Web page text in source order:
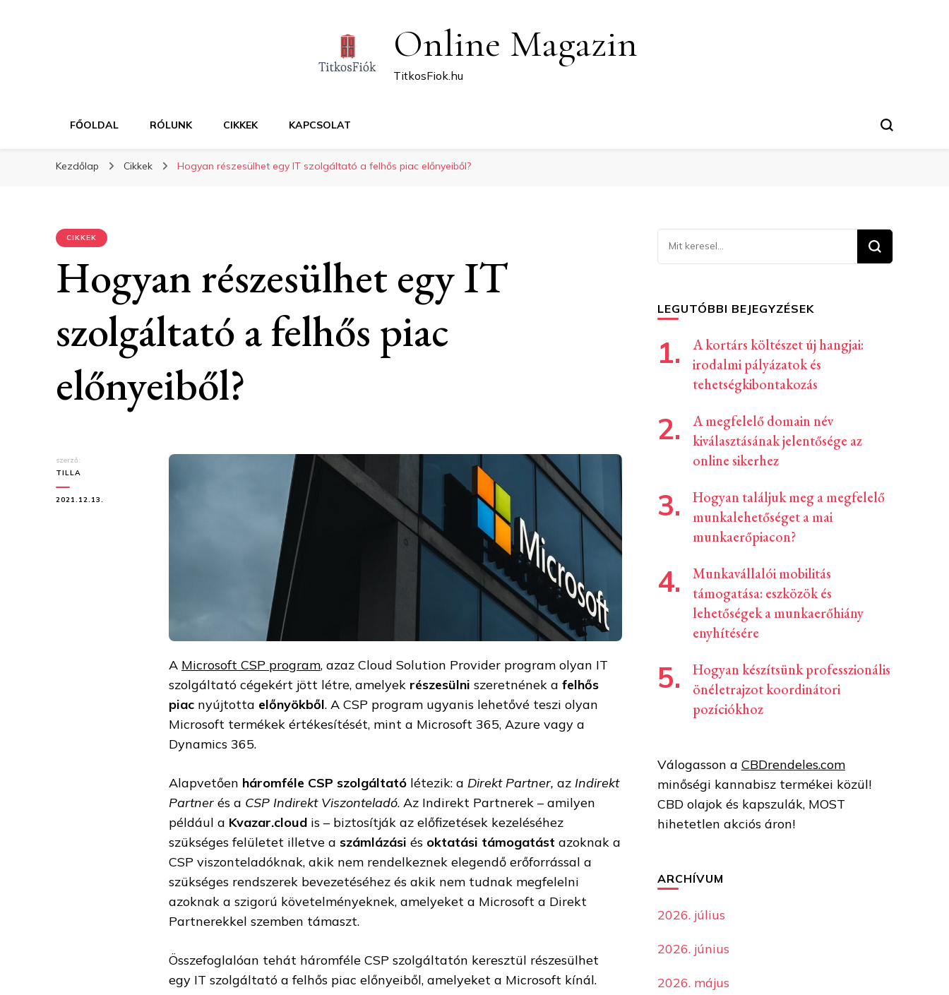
Online Magazin
TitkosFiok.hu
FŐOLDAL RÓLUNK CIKKEK KAPCSOLAT
Kezdőlap Cikkek Hogyan részesülhet egy IT szolgáltató a felhős piac előnyeiből?
CIKKEK
Hogyan részesülhet egy IT
szolgáltató a felhős piac
előnyeiből?
szerző:
TILLA
2021.12.13.
A Microsoft CSP program, azaz Cloud Solution Provider program olyan IT
szolgáltató cégekért jött létre, amelyek részesülni szeretnének a felhős
piac nyújtotta előnyökből. A CSP program ugyanis lehetővé teszi olyan
Microsoft termékek értékesítését, mint a Microsoft 365, Azure vagy a
Dynamics 365.
Alapvetően háromféle CSP szolgáltató létezik: a Direkt Partner, az Indirekt
Partner és a CSP Indirekt Viszonteladó. Az Indirekt Partnerek – amilyen
például a Kvazar.cloud is – biztosítják az előfizetések kezeléséhez
szükséges felületet illetve a számlázási és oktatási támogatást azoknak a
CSP viszonteladóknak, akik nem rendelkeznek elegendő erőforrással a
szükséges rendszerek bevezetéséhez és akik nem tudnak megfelelni
azoknak a szigorú követelményeknek, amelyeket a Microsoft a Direkt
Partnerekkel szemben támaszt.
Összefoglalóan tehát háromféle CSP szolgáltatón keresztül részesülhet
egy IT szolgáltató a felhős piac előnyeiből, amelyeket a Microsoft kínál.
Keresel
valamit?
LEGUTÓBBI BEJEGYZÉSEK
A kortárs költészet új hangjai:
irodalmi pályázatok és
tehetségkibontakozás
A megfelelő domain név
kiválasztásának jelentősége az
online sikerhez
Hogyan találjuk meg a megfelelő
munkalehetőséget a mai
munkaerőpiacon?
Munkavállalói mobilitás
támogatása: eszközök és
lehetőségek a munkaerőhiány
enyhítésére
Hogyan készítsünk professzionális
önéletrajzot koordinátori
pozíciókhoz
Válogasson a CBDrendeles.com
minőségi kannabisz termékei közül!
CBD olajok és kapszulák, MOST
hihetetlen akciós áron!
ARCHÍVUM
2026. július
2026. június
2026. május